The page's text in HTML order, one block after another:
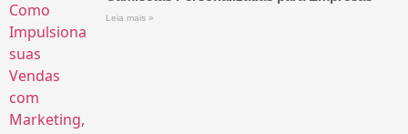
Leia mais »